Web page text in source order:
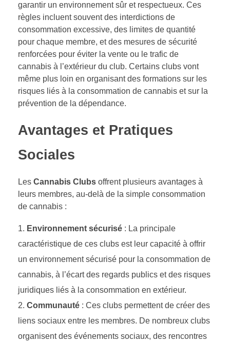
garantir un environnement sûr et respectueux. Ces
règles incluent souvent des interdictions de
consommation excessive, des limites de quantité
pour chaque membre, et des mesures de sécurité
renforcées pour éviter la vente ou le trafic de
cannabis à l’extérieur du club. Certains clubs vont
même plus loin en organisant des formations sur les
risques liés à la consommation de cannabis et sur la
prévention de la dépendance.
Avantages et Pratiques
Sociales
Les Cannabis Clubs offrent plusieurs avantages à
leurs membres, au-delà de la simple consommation
de cannabis :
Environnement sécurisé : La principale
caractéristique de ces clubs est leur capacité à offrir
un environnement sécurisé pour la consommation de
cannabis, à l’écart des regards publics et des risques
juridiques liés à la consommation en extérieur.
Communauté : Ces clubs permettent de créer des
liens sociaux entre les membres. De nombreux clubs
organisent des événements sociaux, des rencontres